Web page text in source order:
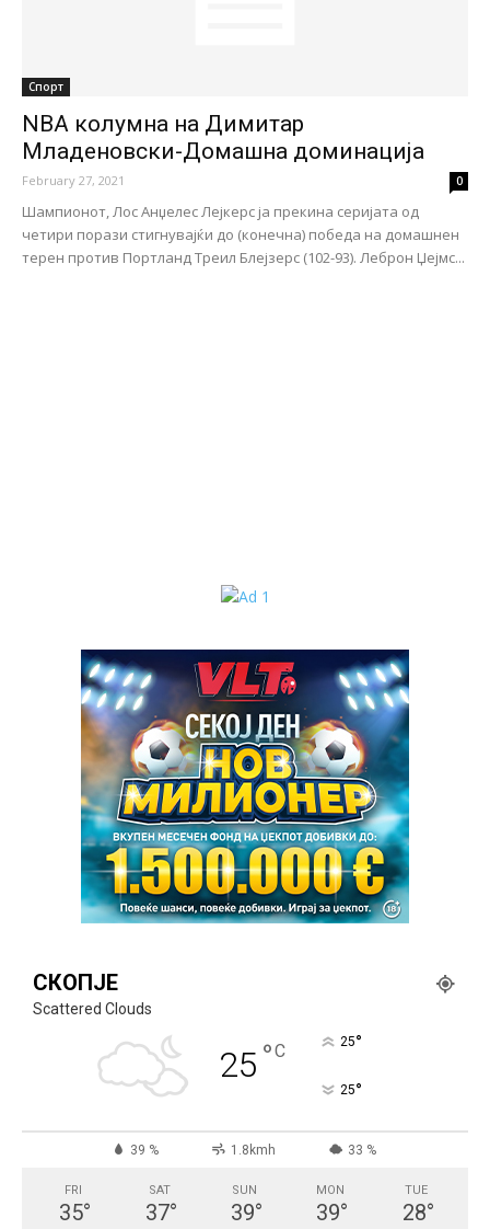
Спорт
NBA колумна на Димитар
Младеновски-Домашна доминација
February 27, 2021 0
Шампионот, Лос Анџелес Лејкерс ја прекина серијата од
четири порази стигнувајќи до (конечна) победа на домашнен
терен против Портланд Треил Блејзерс (102-93). Леброн Џејмс...